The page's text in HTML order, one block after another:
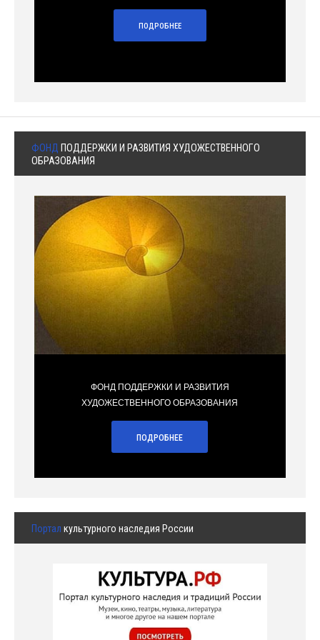
ПОДРОБНЕЕ
ФОНД ПОДДЕРЖКИ И РАЗВИТИЯ ХУДОЖЕСТВЕННОГО
ОБРАЗОВАНИЯ
ФОНД ПОДДЕРЖКИ И РАЗВИТИЯ
ХУДОЖЕСТВЕННОГО ОБРАЗОВАНИЯ
ПОДРОБНЕЕ
Портал культурного наследия России